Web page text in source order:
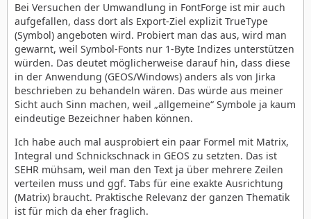
Bei Versuchen der Umwandlung in FontForge ist mir auch
aufgefallen, dass dort als Export-Ziel explizit TrueType
(Symbol) angeboten wird. Probiert man das aus, wird man
gewarnt, weil Symbol-Fonts nur 1-Byte Indizes unterstützen
würden. Das deutet möglicherweise darauf hin, dass diese
in der Anwendung (GEOS/Windows) anders als von Jirka
beschrieben zu behandeln wären. Das würde aus meiner
Sicht auch Sinn machen, weil „allgemeine“ Symbole ja kaum
eindeutige Bezeichner haben können.
Ich habe auch mal ausprobiert ein paar Formel mit Matrix,
Integral und Schnickschnack in GEOS zu setzten. Das ist
SEHR mühsam, weil man den Text ja über mehrere Zeilen
verteilen muss und ggf. Tabs für eine exakte Ausrichtung
(Matrix) braucht. Praktische Relevanz der ganzen Thematik
ist für mich da eher fraglich.